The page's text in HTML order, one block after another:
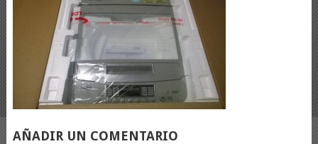
AÑADIR UN COMENTARIO